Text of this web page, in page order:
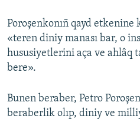
Poroşenkonıñ qayd etkenine
«teren diniy manası bar, o
hususiyetlerini aça ve ahlâq
bere».
Bunen beraber, Petro
beraberlik olıp, diniy ve